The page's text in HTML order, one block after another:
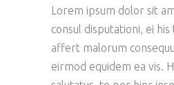
Lorem ipsum dolor sit
consul disputationi, ei
affert malorum
eirmod equidem ea vis.